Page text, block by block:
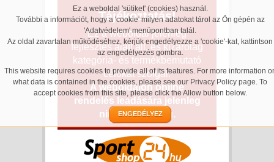
Ez a weboldal 'sütiket' (cookies) használ.
További a információt, hogy a 'cookie' milyen adatokat tárol az Ön gépén az
'Adatvédelem' menüpontban talál.
Az oldal zavartalan működéséhez, kérjük engedélyezze a 'cookie'-kat, kattintson
az engedélyezés gombra.
This website requires cookies to provide all of its features. For more information
what data is contained in the cookies, please see our Privacy Policy page. To
accept cookies from this site, please click the Allow button below.
ENGEDÉLYEZ
Tájékoztatás!
Ez a weboldal jelenleg
fejlesztés alatt áll, és kizárólag
kategória- és termékbemutató
célokat szolgál.
A weboldalon online
rendelés leadására jelenleg
nincs lehetőség.